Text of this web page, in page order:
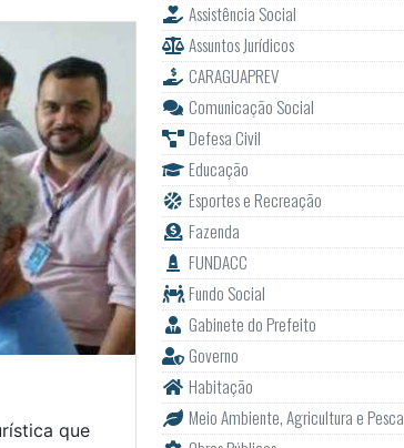
que
Assistência Social
Assuntos Jurídicos
CARAGUAPREV
Comunicação Social
Defesa Civil
Educação
Esportes e Recreação
Fazenda
FUNDACC
Fundo Social
Gabinete do Prefeito
Governo
Habitação
Meio Ambiente, Agricultura e Pesca